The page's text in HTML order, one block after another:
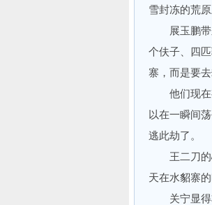
雪封冻的荒原
展玉鹏带来
个伕子、四
寨，而是要
他们现在有
以在一瞬间
逃此劫了。
王二刀的心
天在水貂寨
关宁显得非